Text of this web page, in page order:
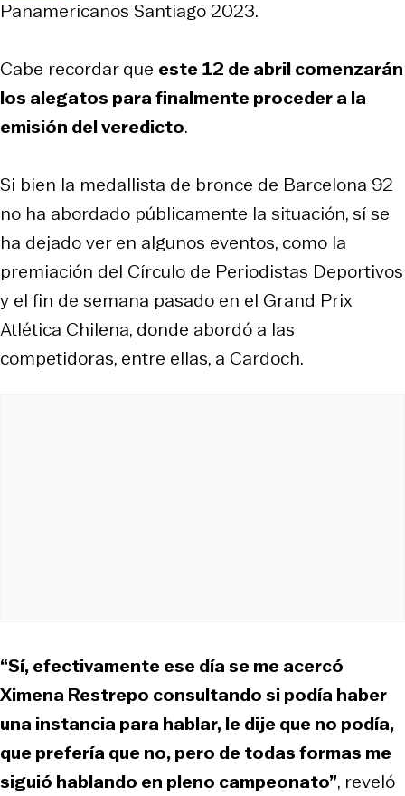
Panamericanos Santiago 2023.
Cabe recordar que este 12 de abril comenzarán
los alegatos para finalmente proceder a la
emisión del veredicto.
Si bien la medallista de bronce de Barcelona 92
no ha abordado públicamente la situación, sí se
ha dejado ver en algunos eventos, como la
premiación del Círculo de Periodistas Deportivos
y el fin de semana pasado en el Grand Prix
Atlética Chilena, donde abordó a las
competidoras, entre ellas, a Cardoch.
“Sí, efectivamente ese día se me acercó
Ximena Restrepo consultando si podía haber
una instancia para hablar, le dije que no podía,
que prefería que no, pero de todas formas me
siguió hablando en pleno campeonato”, reveló